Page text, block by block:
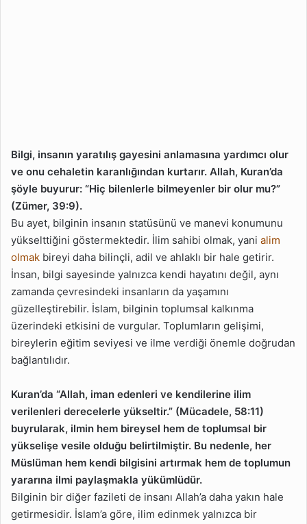
Bilgi, insanın yaratılış gayesini anlamasına yardımcı olur
ve onu cehaletin karanlığından kurtarır. Allah, Kuran’da
şöyle buyurur: “Hiç bilenlerle bilmeyenler bir olur mu?”
(Zümer, 39:9).
Bu ayet, bilginin insanın statüsünü ve manevi konumunu
yükselttiğini göstermektedir. İlim sahibi olmak, yani alim
olmak bireyi daha bilinçli, adil ve ahlaklı bir hale getirir.
İnsan, bilgi sayesinde yalnızca kendi hayatını değil, aynı
zamanda çevresindeki insanların da yaşamını
güzelleştirebilir. İslam, bilginin toplumsal kalkınma
üzerindeki etkisini de vurgular. Toplumların gelişimi,
bireylerin eğitim seviyesi ve ilme verdiği önemle doğrudan
bağlantılıdır.
Kuran’da “Allah, iman edenleri ve kendilerine ilim
verilenleri derecelerle yükseltir.” (Mücadele, 58:11)
buyrularak, ilmin hem bireysel hem de toplumsal bir
yükselişe vesile olduğu belirtilmiştir. Bu nedenle, her
Müslüman hem kendi bilgisini artırmak hem de toplumun
yararına ilmi paylaşmakla yükümlüdür.
Bilginin bir diğer fazileti de insanı Allah’a daha yakın hale
getirmesidir. İslam’a göre, ilim edinmek yalnızca bir